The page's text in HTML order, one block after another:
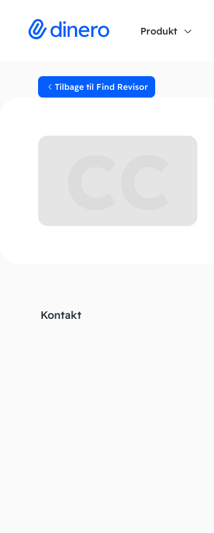
Produkt
Tilbage til Find Revisor
Kontakt